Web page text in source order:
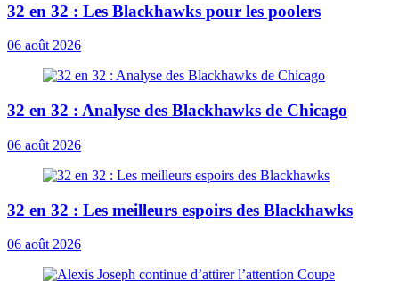
32 en 32 : Les Blackhawks pour les poolers
06 août 2026
32 en 32 : Analyse des Blackhawks de Chicago
06 août 2026
32 en 32 : Les meilleurs espoirs des Blackhawks
06 août 2026